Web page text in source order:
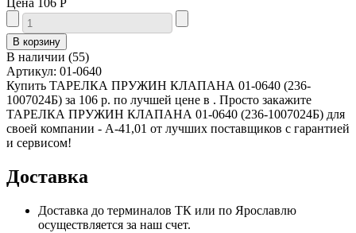
В наличии (55)
Артикул: 01-0640
Купить ТАРЕЛКА ПРУЖИН КЛАПАНА 01-0640 (236-
1007024Б) за 106 р. по лучшей цене в . Просто закажите
ТАРЕЛКА ПРУЖИН КЛАПАНА 01-0640 (236-1007024Б) для
своей компании - А-41,01 от лучших поставщиков с гарантией
и сервисом!
Доставка
Доставка до терминалов ТК или по Ярославлю
осуществляется за наш счет.